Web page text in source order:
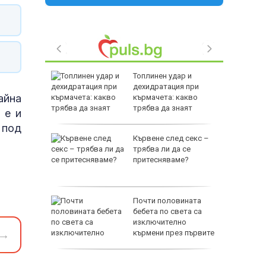
е и
Топлинен удар и
дехидратация при
кърмачета: какво
трябва да знаят
Кървене след секс –
трябва ли да се
притесняваме?
Почти половината
бебета по света са
изключително
кърмени през първите